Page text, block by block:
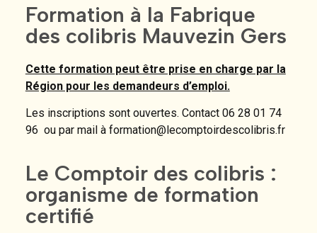
Formation à la Fabrique
des colibris Mauvezin Gers
Cette formation peut être prise en charge par la
Région pour les demandeurs d’emploi.
Les inscriptions sont ouvertes. Contact 06 28 01 74
96 ou par mail à formation@lecomptoirdescolibris.fr
Le Comptoir des colibris :
organisme de formation
certifié